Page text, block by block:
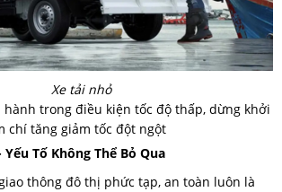
Xe tải nhỏ
trong điều kiện tốc độ thấp, dừng khởi
chí tăng giảm tốc đột ngột
Tố Không Thể Bỏ Qua
thông đô thị phức tạp, an toàn luôn là